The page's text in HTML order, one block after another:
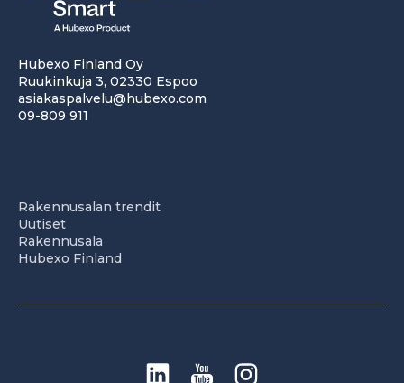
Hubexo Finland Oy
Ruukinkuja 3, 02330 Espoo
asiakaspalvelu@hubexo.com
09-809 911
Rakennusalan trendit
Uutiset
Rakennusala
Hubexo Finland